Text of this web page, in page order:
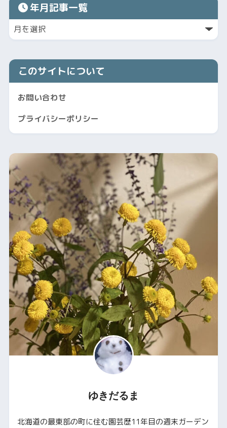
年月記事一覧
このサイトについて
お問い合わせ
プライバシーポリシー
ゆきだるま
北海道の最東部の町に住む園芸歴11年目の週末ガーデン